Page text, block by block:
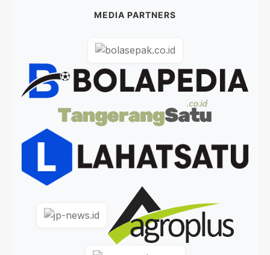
MEDIA PARTNERS